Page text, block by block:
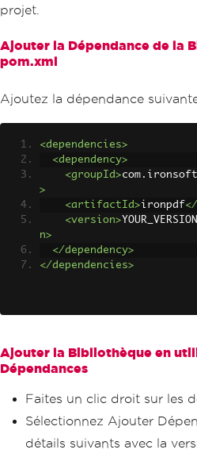
projet.
Ajouter la Dépendance de la
pom.xml
Ajoutez la dépendance
<dependencies>
<dependency>
<groupId>
>
<artifactId>ironpdf
<version>
n>
</dependency>
</dependencies>
Ajouter la Bibliothèque en
Dépendances
Faites un clic droit sur les
Sélectionnez Ajouter
détails suivants avec la